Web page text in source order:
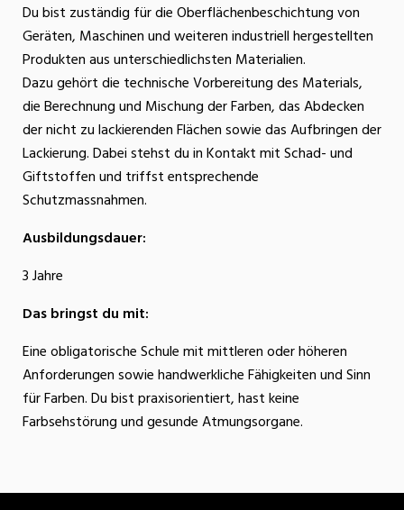
Nahrung
Natur
Verkehr/Logistik
Wirtschaft/Verwaltung
Du bist zuständig für die Oberflächenbeschichtung von
Geräten, Maschinen und weiteren industriell hergestellten
Produkten aus unterschiedlichsten Materialien.
Dazu gehört die technische Vorbereitung des Materials,
die Berechnung und Mischung der Farben, das Abdecken
der nicht zu lackierenden Flächen sowie das Aufbringen der
Lackierung. Dabei stehst du in Kontakt mit Schad- und
Giftstoffen und triffst entsprechende
Schutzmassnahmen.
Ausbildungsdauer:
3 Jahre
Das bringst du mit:
Eine obligatorische Schule mit mittleren oder höheren
Anforderungen sowie handwerkliche Fähigkeiten und Sinn
für Farben. Du bist praxisorientiert, hast keine
Farbsehstörung und gesunde Atmungsorgane.